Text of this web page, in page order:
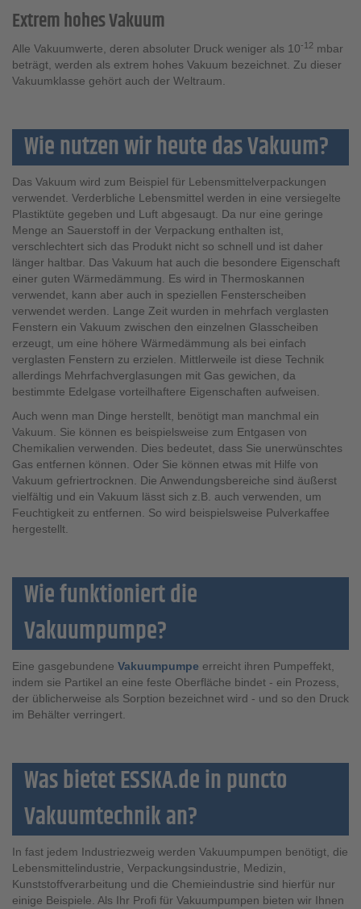
Extrem hohes Vakuum
Alle Vakuumwerte, deren absoluter Druck weniger als 10-12 mbar
beträgt, werden als extrem hohes Vakuum bezeichnet. Zu dieser
Vakuumklasse gehört auch der Weltraum.
Wie nutzen wir heute das Vakuum?
Das Vakuum wird zum Beispiel für Lebensmittelverpackungen
verwendet. Verderbliche Lebensmittel werden in eine versiegelte
Plastiktüte gegeben und Luft abgesaugt. Da nur eine geringe
Menge an Sauerstoff in der Verpackung enthalten ist,
verschlechtert sich das Produkt nicht so schnell und ist daher
länger haltbar. Das Vakuum hat auch die besondere Eigenschaft
einer guten Wärmedämmung. Es wird in Thermoskannen
verwendet, kann aber auch in speziellen Fensterscheiben
verwendet werden. Lange Zeit wurden in mehrfach verglasten
Fenstern ein Vakuum zwischen den einzelnen Glasscheiben
erzeugt, um eine höhere Wärmedämmung als bei einfach
verglasten Fenstern zu erzielen. Mittlerweile ist diese Technik
allerdings Mehrfachverglasungen mit Gas gewichen, da
bestimmte Edelgase vorteilhaftere Eigenschaften aufweisen.
Auch wenn man Dinge herstellt, benötigt man manchmal ein
Vakuum. Sie können es beispielsweise zum Entgasen von
Chemikalien verwenden. Dies bedeutet, dass Sie unerwünschtes
Gas entfernen können. Oder Sie können etwas mit Hilfe von
Vakuum gefriertrocknen. Die Anwendungsbereiche sind äußerst
vielfältig und ein Vakuum lässt sich z.B. auch verwenden, um
Feuchtigkeit zu entfernen. So wird beispielsweise Pulverkaffee
hergestellt.
Wie funktioniert die
Vakuumpumpe?
Eine gasgebundene Vakuumpumpe erreicht ihren Pumpeffekt,
indem sie Partikel an eine feste Oberfläche bindet - ein Prozess,
der üblicherweise als Sorption bezeichnet wird - und so den Druck
im Behälter verringert.
Was bietet ESSKA.de in puncto
Vakuumtechnik an?
In fast jedem Industriezweig werden Vakuumpumpen benötigt, die
Lebensmittelindustrie, Verpackungsindustrie, Medizin,
Kunststoffverarbeitung und die Chemieindustrie sind hierfür nur
einige Beispiele. Als Ihr Profi für Vakuumpumpen bieten wir Ihnen